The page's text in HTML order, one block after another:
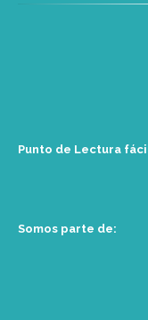
Punto de Lectura
Somos parte de: